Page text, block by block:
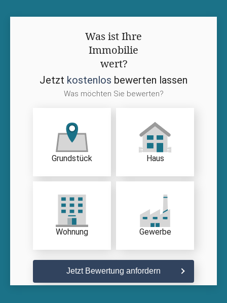
Was ist Ihre
Immobilie
wert?
Jetzt kostenlos bewerten lassen
Was möchten Sie bewerten?
Grundstück Haus
Wohnung Gewerbe
Jetzt Bewertung anfordern